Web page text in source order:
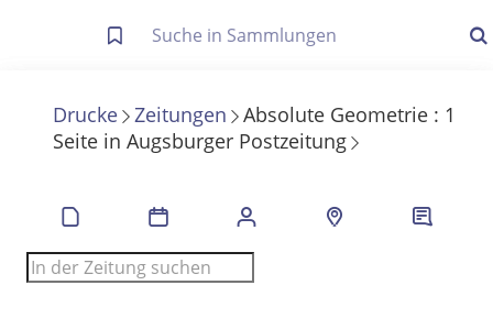
Letzte Trefferliste
Die letzte Trefferliste besteht aus Ihrer letzten Suche, samt
Anzeigen
Zuletzt gesucht
Info zu Suchanfragen
Drucke Zeitungen Absolute Geometrie : 1
Seite in Augsburger Postzeitung